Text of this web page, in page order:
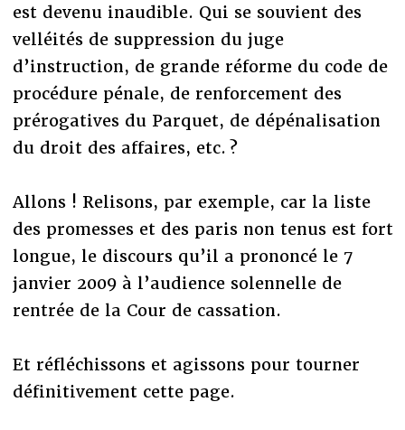
est devenu inaudible. Qui se souvient des
velléités de suppression du juge
d’instruction, de grande réforme du code de
procédure pénale, de renforcement des
prérogatives du Parquet, de dépénalisation
du droit des affaires, etc. ?
Allons ! Relisons, par exemple, car la liste
des promesses et des paris non tenus est fort
longue, le discours qu’il a prononcé le 7
janvier 2009 à l’audience solennelle de
rentrée de la Cour de cassation.
Et réfléchissons et agissons pour tourner
définitivement cette page.